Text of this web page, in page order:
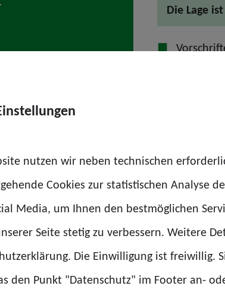
Die Lage
aufgrund der Veränderungen in der
zurück.
und Zwingeranlagen bleiben aus.
Bundespolizeipräsidium existiert faktisch
und -führer täglich
Führen
nutzen wir neben technischen
Cookies zur statistischen Analyse
Media, um Ihnen den bestmöglichen
Seite stetig zu verbessern. Weitere
Die Einwilligung ist freiwillig.
den Punkt "Datenschutz" im Footer an-